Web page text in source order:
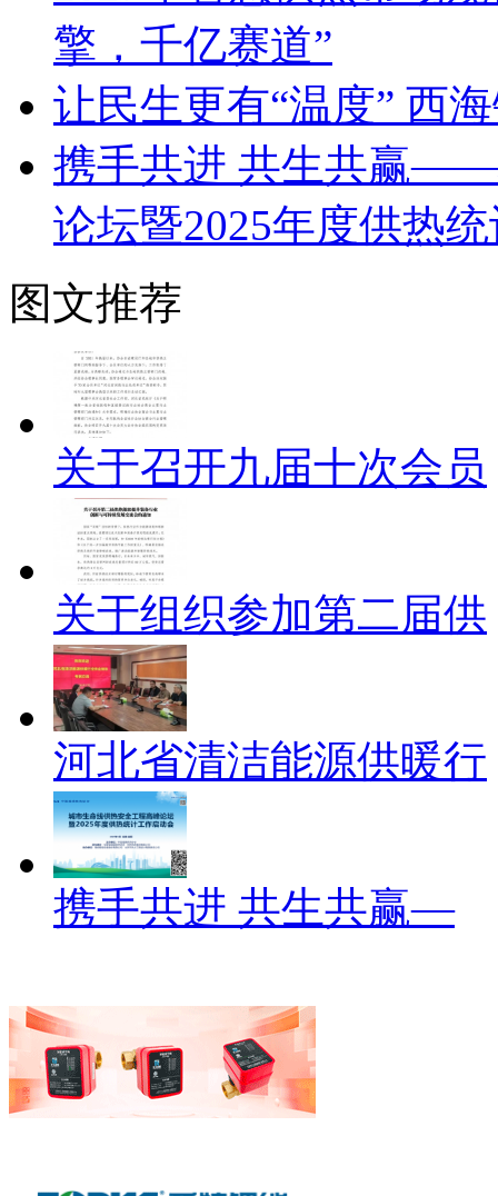
擎，千亿赛道”
让民生更有“温度” 西
携手共进 共生共赢——
论坛暨2025年度供热
图文推荐
关于召开九届十次会员
关于组织参加第二届供
河北省清洁能源供暖行
携手共进 共生共赢—